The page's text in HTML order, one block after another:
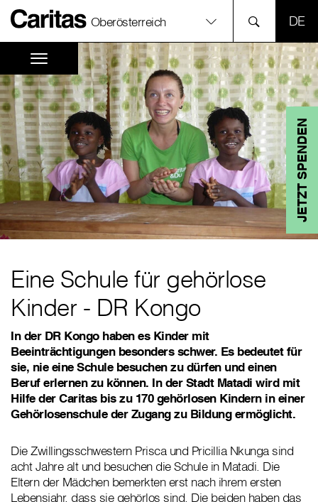
Oberösterreich
JETZT SPENDEN
Eine Schule für gehörlose
Kinder - DR Kongo
In der DR Kongo haben es Kinder mit
Beeinträchtigungen besonders schwer. Es bedeutet für
sie, nie eine Schule besuchen zu dürfen und einen
Beruf erlernen zu können. In der Stadt Matadi wird mit
Hilfe der Caritas bis zu 170 gehörlosen Kindern in einer
Gehörlosenschule der Zugang zu Bildung ermöglicht.
Die Zwillingsschwestern Prisca und Pricillia Nkunga sind
acht Jahre alt und besuchen die Schule in Matadi. Die
Eltern der Mädchen bemerkten erst nach ihrem ersten
Lebensjahr, dass sie gehörlos sind. Die beiden haben das